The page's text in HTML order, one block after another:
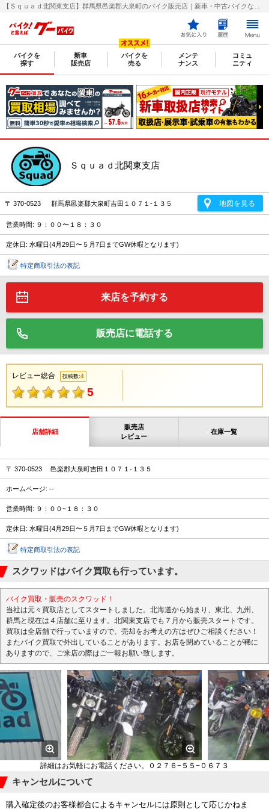
バイクを
探す
新車
販売店
バイクを
売る
メンテ
ナンス
コミュ
ニティ
Ｓｑｕａｄ北関東支店
〒 370-0523 群馬県邑楽郡大泉町吉田１０７１‐１３５ 地図を見る
営業時間: ９：００〜１８：３０
定休日: 水曜日(4月29日〜５月7日までGW休暇となります)
特定商取引法の表記
来店を予約する
販売店に電話する
レビュー総合 投稿数:4
5
店舗詳細
販売店
レビュー
在庫一覧
〒 370-0523 邑楽郡大泉町吉田１０７１‐１３５
ホームページ: --
営業時間: ９：００~１８：３０
定休日: 水曜日(4月29日〜５月7日までGW休暇となります)
特定商取引法の表記
スクワッドはバイク買取も行っています。
バイク買取・販売のスクワッド！
当社は元々買取店としてスタートしました。北海道から始まり、東北、九州、
群馬と現在は４店舗に至ります。北関東支店でも７月から販売スタートです。
買取は全店舗で行っていますので、売却をお考えの方はぜひご相談ください！
またバイク買取で外出していることがあります。お店を閉めていることが稀に
ありますので、ご来店の際はご一報お願い致します。
詳細はお気軽にお電話ください。０２７６−５５−０６７３
キャンセルについて
購入確定後のお客様都合によるキャンセルには原則として応じかねま